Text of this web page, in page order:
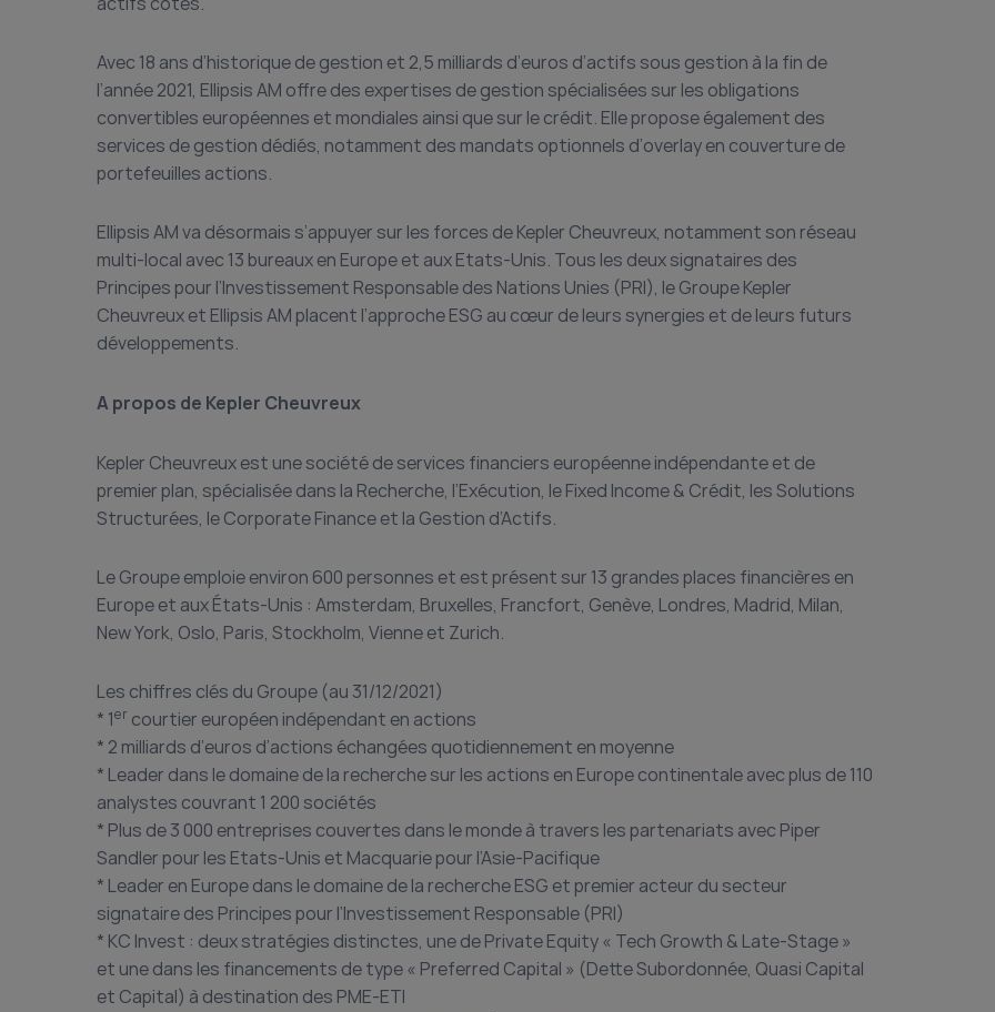
Avec 18 ans d’historique de gestion et 2,5 milliards d’euros d’actifs sous gestion à la fin de
l’année 2021, Ellipsis AM offre des expertises de gestion spécialisées sur les obligations
convertibles européennes et mondiales ainsi que sur le crédit. Elle propose également des
services de gestion dédiés, notamment des mandats optionnels d’overlay en couverture de
portefeuilles actions.
Ellipsis AM va désormais s’appuyer sur les forces de Kepler Cheuvreux, notamment son réseau
multi-local avec 13 bureaux en Europe et aux Etats-Unis. Tous les deux signataires des
Principes pour l’Investissement Responsable des Nations Unies (PRI), le Groupe Kepler
Cheuvreux et Ellipsis AM placent l’approche ESG au cœur de leurs synergies et de leurs futurs
développements.
A propos de Kepler Cheuvreux
Kepler Cheuvreux est une société de services financiers européenne indépendante et de
premier plan, spécialisée dans la Recherche, l’Exécution, le Fixed Income & Crédit, les Solutions
Structurées, le Corporate Finance et la Gestion d’Actifs.
Le Groupe emploie environ 600 personnes et est présent sur 13 grandes places financières en
Europe et aux États-Unis : Amsterdam, Bruxelles, Francfort, Genève, Londres, Madrid, Milan,
New York, Oslo, Paris, Stockholm, Vienne et Zurich.
Les chiffres clés du Groupe (au 31/12/2021)
* 1er courtier européen indépendant en actions
* 2 milliards d’euros d’actions échangées quotidiennement en moyenne
* Leader dans le domaine de la recherche sur les actions en Europe continentale avec plus de 110
analystes couvrant 1 200 sociétés
* Plus de 3 000 entreprises couvertes dans le monde à travers les partenariats avec Piper
Sandler pour les Etats-Unis et Macquarie pour l’Asie-Pacifique
* Leader en Europe dans le domaine de la recherche ESG et premier acteur du secteur
signataire des Principes pour l’Investissement Responsable (PRI)
* KC Invest : deux stratégies distinctes, une de Private Equity « Tech Growth & Late-Stage »
et une dans les financements de type « Preferred Capital » (Dette Subordonnée, Quasi Capital
et Capital) à destination des PME-ETI